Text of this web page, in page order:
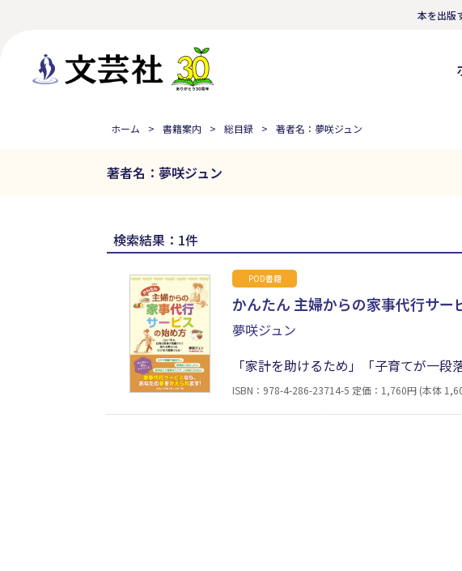
本を出版
ホーム 書籍案内 総目録 著者名：夢咲ジュン
著者名：夢咲ジュン
検索結果：1件
POD書籍
かんたん 主婦からの家事代行サー
夢咲ジュン
「家計を助けるため」「子育てが一
におススメしたいのが「家事代行サー
ービスの始め方を、基礎知識から具体
ISBN：978-4-286-23714-5 定価：1,760円 (本体